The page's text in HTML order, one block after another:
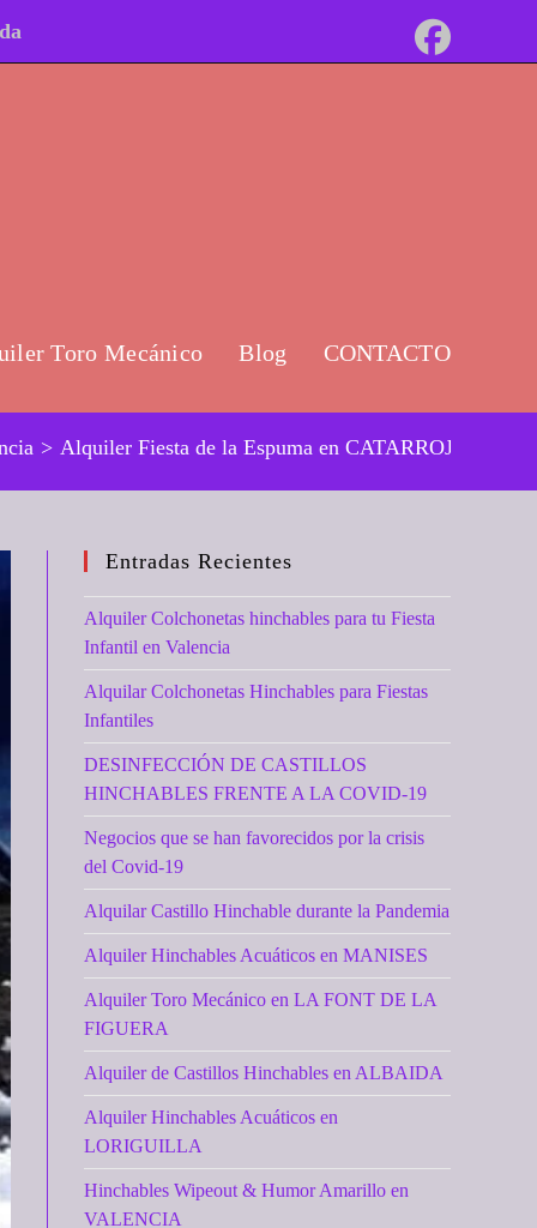
Toro Mecánico Blog CONTACTO
> Alquiler Fiesta de la Espuma en CATARROJA
Entradas Recientes
Alquiler Colchonetas hinchables para tu Fiesta
Infantil en Valencia
Alquilar Colchonetas Hinchables para Fiestas
Infantiles
DESINFECCIÓN DE CASTILLOS
HINCHABLES FRENTE A LA COVID-19
Negocios que se han favorecidos por la crisis
del Covid-19
Alquilar Castillo Hinchable durante la Pandemia
Alquiler Hinchables Acuáticos en MANISES
Alquiler Toro Mecánico en LA FONT DE LA
FIGUERA
Alquiler de Castillos Hinchables en ALBAIDA
Alquiler Hinchables Acuáticos en
LORIGUILLA
Hinchables Wipeout & Humor Amarillo en
VALENCIA